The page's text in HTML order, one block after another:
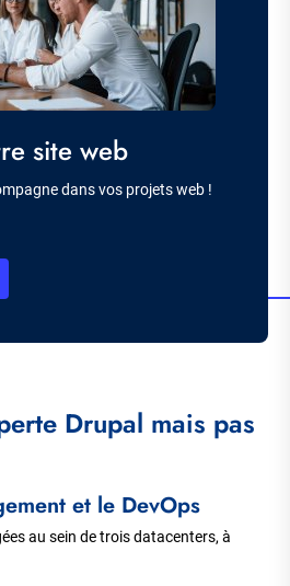
site web
dans vos projets web !
Drupal mais pas
et le DevOps
au sein de trois datacenters, à